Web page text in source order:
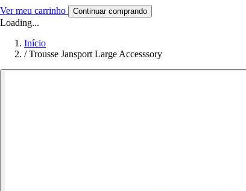
Ver meu carrinho Continuar comprando
Loading...
Início
/ Trousse Jansport Large Accesssory